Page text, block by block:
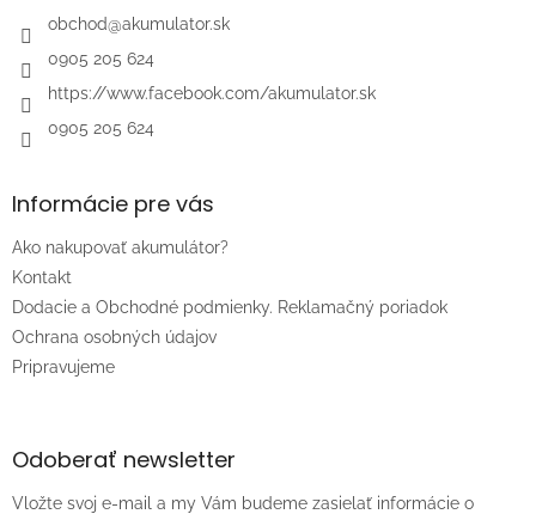
obchod@akumulator.sk
0905 205 624
https://www.facebook.com/akumulator.sk
0905 205 624
Informácie pre vás
Ako nakupovať akumulátor?
Kontakt
Dodacie a Obchodné podmienky. Reklamačný poriadok
Ochrana osobných údajov
Pripravujeme
Odoberať newsletter
Vložte svoj e-mail a my Vám budeme zasielať informácie o